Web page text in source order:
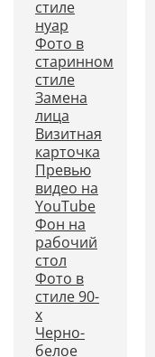
стиле
нуар
Фото в
старинном
стиле
Замена
лица
Визитная
карточка
Превью
видео на
YouTube
Фон на
рабочий
стол
Фото в
стиле 90-
х
Черно-
белое